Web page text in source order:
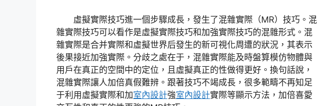
虛擬實際技巧進一個步驟成長，發生了混雜實際（MR）技巧。混
雜實際技巧可以看作是虛擬實際技巧和加強實際技巧的混雜形式。混
雜實際是合并實際和虛擬世界后發生的新可視化周遭的狀況，其表示
後果接近加強實際。分歧之處在于，混雜實際能及時盤算模仿物體與
用戶在真正的空間中的定位，且虛擬真正的性做得更好。換句話說，
混雜實際讓人加倍真假難辨。跟著技巧不竭成長，很多範疇不再知足
于利用虛擬實際和加室內設計強室內設計實際等顯示方法，加倍喜愛